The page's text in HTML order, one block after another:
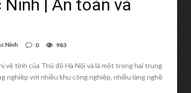
| An toàn và
Ninh 0 983
vệ tinh của Thủ đô Hà Nội và là một trong hai trung
nghiệp với nhiều khu công nghiệp, nhiều làng nghề